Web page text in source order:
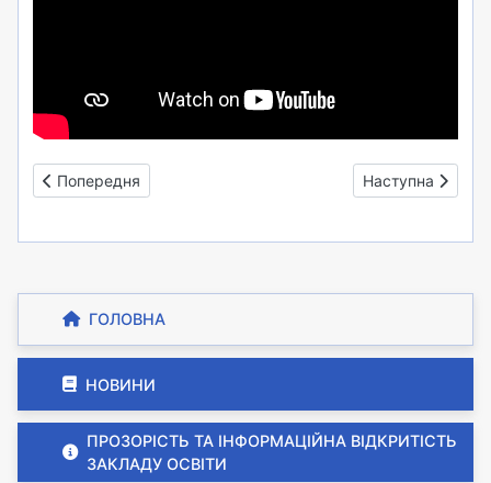
ГОЛОВНА
НОВИНИ
ПРОЗОРІСТЬ ТА ІНФОРМАЦІЙНА ВІДКРИТІСТЬ
ЗАКЛАДУ ОСВІТИ
Попередня стаття: Урок інтегрованого курсу
Попередня Наступна
Наступна